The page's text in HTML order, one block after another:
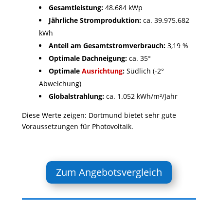
Gesamtleistung:48.684 kWp
Jährliche Stromproduktion:ca. 39.975.682
kWh
Anteil am Gesamtstromverbrauch:3,19 %
Optimale Dachneigung:ca. 35°
Optimale Ausrichtung:Südlich (-2°
Abweichung)
Globalstrahlung:ca. 1.052 kWh/m²/Jahr
Diese Werte zeigen: Dortmund bietet sehr gute
Voraussetzungen für Photovoltaik.
Zum Angebotsvergleich